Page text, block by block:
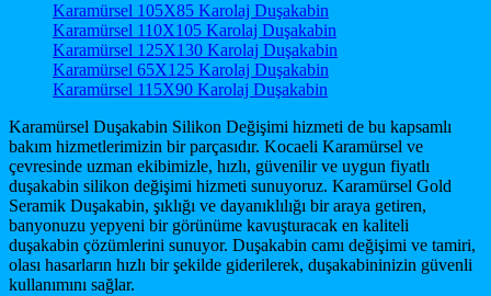
Karamürsel 105X85 Karolaj Duşakabin
Karamürsel 110X105 Karolaj Duşakabin
Karamürsel 125X130 Karolaj Duşakabin
Karamürsel 65X125 Karolaj Duşakabin
Karamürsel 115X90 Karolaj Duşakabin
Karamürsel Duşakabin Silikon Değişimi hizmeti de bu kapsamlı
bakım hizmetlerimizin bir parçasıdır. Kocaeli Karamürsel ve
çevresinde uzman ekibimizle, hızlı, güvenilir ve uygun fiyatlı
duşakabin silikon değişimi hizmeti sunuyoruz. Karamürsel Gold
Seramik Duşakabin, şıklığı ve dayanıklılığı bir araya getiren,
banyonuzu yepyeni bir görünüme kavuşturacak en kaliteli
duşakabin çözümlerini sunuyor. Duşakabin camı değişimi ve tamiri,
olası hasarların hızlı bir şekilde giderilerek, duşakabininizin güvenli
kullanımını sağlar.